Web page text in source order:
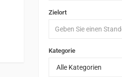
Zielort
Kategorie
Alle Kategorien